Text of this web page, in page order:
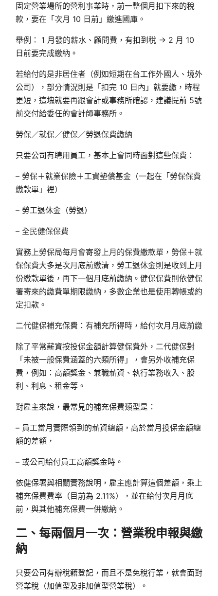
固定營業場所的營利事業時，前一整個月扣下來的稅
款，要在「次月 10 日前」繳進國庫。
舉例： 1 月發的薪水、顧問費，有扣到稅 → 2 月 10
日前要完成繳納。
若給付的是非居住者（例如短期在台工作外國人、境外
公司），部分情況則是「扣完 10 日內」就要繳，時程
更短，這塊就要再跟會計或事務所確認，建議提前 5號
前交付給委任的會計師事務所。
勞保／就保／健保／勞退保費繳納
只要公司有聘用員工，基本上會同時面對這些保費：
– 勞保＋就業保險＋工資墊償基金（一起在「勞保保費
繳款單」裡）
– 勞工退休金（勞退）
– 全民健保保費
實務上勞保局每月會寄發上月的保費繳款單，勞保＋就
保保費大多是次月底前繳清，勞工退休金則是收到上月
份繳款單後，再下一個月底前繳納。健保保費則依健保
署寄來的繳費單期限繳納，多數企業也是使用轉帳或約
定扣款。
二代健保補充保費：有補充所得時，給付次月月底前繳
除了平常薪資按投保金額計算健保費外，二代健保對
「未被一般保費涵蓋的六類所得」，會另外收補充保
費，例如：高額獎金、兼職薪資、執行業務收入、股
利、利息、租金等。
對雇主來說，最常見的補充保費類型是：
– 員工當月實際領到的薪資總額，高於當月投保金額總
額的差額，
– 或公司給付員工高額獎金時。
依健保署與相關實務說明，雇主應計算這個差額，乘上
補充保費費率（目前為 2.11%），並在給付次月月底
前，與其他補充保費一併繳納。
二、每兩個月一次：營業稅申報與繳
納
只要公司有辦稅籍登記，而且不是免稅行業，就會面對
營業稅（加值型及非加值型營業稅）。